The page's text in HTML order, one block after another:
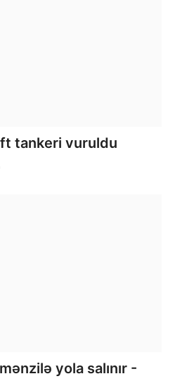
tankeri vuruldu
yola salınır -